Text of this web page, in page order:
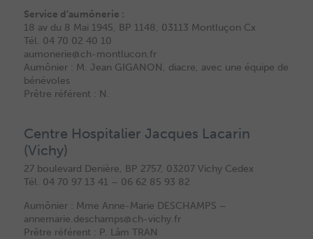
Service d’aumônerie :
18 av du 8 Mai 1945, BP 1148, 03113 Montluçon Cx
Tél. 04 70 02 40 10
aumonerie@ch-montlucon.fr
Aumônier : M. Jean GIGANON, diacre, avec une équipe de
bénévoles
Prêtre référent : N.
Centre Hospitalier Jacques Lacarin
(Vichy)
27 boulevard Denière, BP 2757, 03207 Vichy Cedex
Tél. 04 70 97 13 41 – 06 62 85 93 82
Aumônier : Mme Anne-Marie DESCHAMPS –
annemarie.deschamps@ch-vichy.fr
Prêtre référent : P. Lâm TRAN